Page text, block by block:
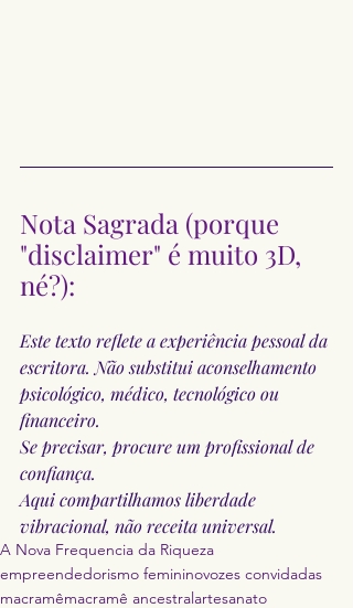
Nota Sagrada (porque
"disclaimer" é muito 3D,
né?):
Este texto reflete a experiência pessoal da
escritora. Não substitui aconselhamento
psicológico, médico, tecnológico ou
financeiro.
Se precisar, procure um profissional de
confiança.
Aqui compartilhamos liberdade
vibracional, não receita universal.
A Nova Frequencia da Riqueza
empreendedorismo femininovozes convidadas
macramêmacramê ancestralartesanato